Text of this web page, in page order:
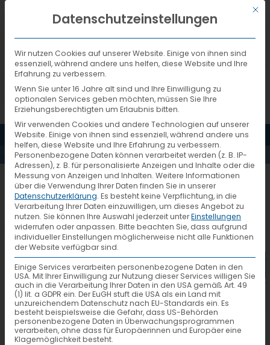
DEUTSCH
MENÜ
PRESSESPIEGEL
21. Juni 2019
VTL und Palletways
fusionieren
Mit
Datenschutzeinstellungen
Wir nutzen Cookies auf unserer Website. Einige von ihnen sind
essenziell, während andere uns helfen, diese Website und Ihre
Erfahrung zu verbessern.
Wenn Sie unter 16 Jahre alt sind und Ihre Einwilligung zu
optionalen Services geben möchten, müssen Sie Ihre
Erziehungsberechtigten um Erlaubnis bitten.
Wir verwenden Cookies und andere Technologien auf unserer
Website. Einige von ihnen sind essenziell, während andere uns
helfen, diese Website und Ihre Erfahrung zu verbessern.
Personenbezogene Daten können verarbeitet werden (z. B. IP-
Adressen), z. B. für personalisierte Anzeigen und Inhalte oder die
Messung von Anzeigen und Inhalten. Weitere Informationen
über die Verwendung Ihrer Daten finden Sie in unserer
Datenschutzerklärung. Es besteht keine Verpflichtung, in die
Verarbeitung Ihrer Daten einzuwilligen, um dieses Angebot zu
nutzen. Sie können Ihre Auswahl jederzeit unterEinstellungen
widerrufen oder anpassen. Bitte beachten Sie, dass aufgrund
individueller Einstellungen möglicherweise nicht alle Funktionen
der Website verfügbar sind.
Einige Services verarbeiten personenbezogene Daten in den
USA. Mit Ihrer Einwilligung zur Nutzung dieser Services willigen Sie
auch in die Verarbeitung Ihrer Daten in den USA gemäß Art. 49
(1) lit. a GDPR ein. Der EuGH stuft die USA als ein Land mit
unzureichendem Datenschutz nach EU-Standards ein. Es
besteht beispielsweise die Gefahr, dass US-Behörden
personenbezogene Daten in Überwachungsprogrammen
verarbeiten, ohne dass für Europäerinnen und Europäer eine
Klagemöglichkeit besteht.